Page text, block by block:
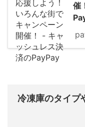
催
冷凍庫のタイプ